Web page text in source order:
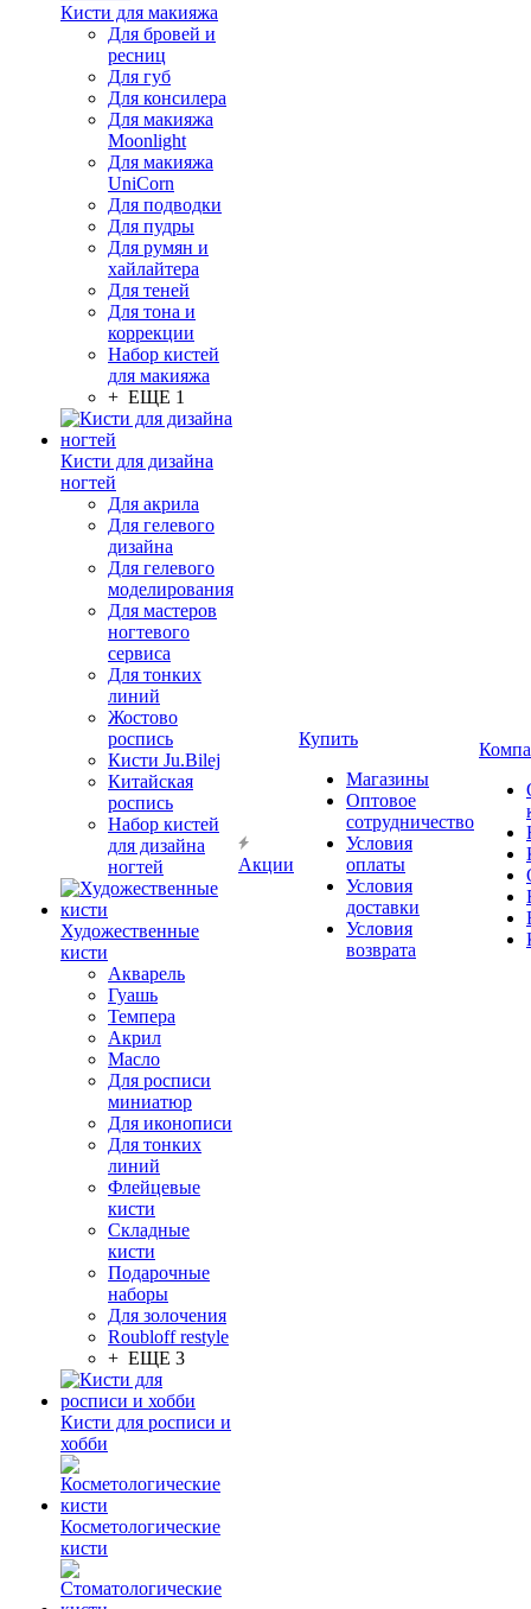
Кисти для макияжа
Для бровей и
ресниц
Для губ
Для консилера
Для макияжа
Moonlight
Для макияжа
UniCorn
Для подводки
Для пудры
Для румян и
хайлайтера
Для теней
Для тона и
коррекции
Набор кистей
для макияжа
+ ЕЩЕ 1
Кисти для дизайна
ногтей
Для акрила
Для гелевого
дизайна
Для гелевого
моделирования
Для мастеров
ногтевого
сервиса
Для тонких
линий
Жостово
роспись
Кисти Ju.Bilej
Китайская
роспись
Набор кистей
для дизайна
ногтей
Художественные
кисти
Акварель
Гуашь
Темпера
Акрил
Масло
Для росписи
миниатюр
Для иконописи
Для тонких
линий
Флейцевые
кисти
Складные
кисти
Подарочные
наборы
Для золочения
Roubloff restyle
+ ЕЩЕ 3
Кисти для росписи и
хобби
Косметологические
кисти
Акции
Купить
Магазины
Оптовое
сотрудничество
Условия
оплаты
Условия
доставки
Условия
возврата